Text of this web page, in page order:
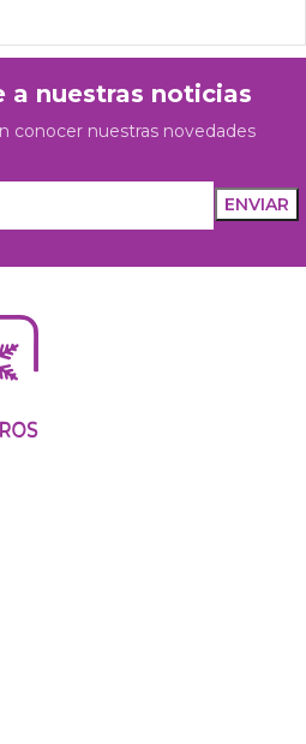
a nuestras noticias
conocer nuestras novedades